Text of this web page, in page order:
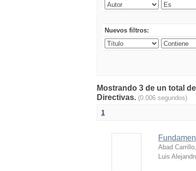
Nuevos filtros:
Mostrando 3 de un total
Directivas. (0.006 segundos)
1
Abad
Luis